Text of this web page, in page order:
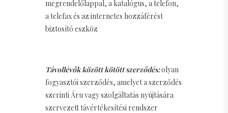
megrendelőlappal, a katalógus, a telefon,
a telefax és az internetes hozzáférést
biztosító eszköz
Távollévők között kötött szerződés:olyan
fogyasztói szerződés, amelyet a szerződés
szerinti Áru vagy szolgáltatás nyújtására
szervezett távértékesítési rendszer